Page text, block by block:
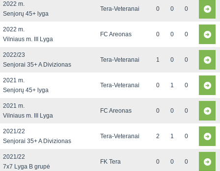
2022 m.
Senjorų 45+ lyga
Tera-Veteranai 0 0 0
2022 m.
Vilniaus m. III Lyga
FC Areonas 0 0 0
2022/23
Senjorai 35+ A Divizionas
Tera-Veteranai 1 0 0
2021 m.
Senjorų 45+ lyga
Tera-Veteranai 0 1 0
2021 m.
Vilniaus m. III Lyga
FC Areonas 0 0 0
2021/22
Senjorai 35+ A Divizionas
Tera-Veteranai 2 1 0
2021/22
7x7 Lyga B grupė
FK Tera 0 0 0